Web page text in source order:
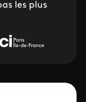
les plus